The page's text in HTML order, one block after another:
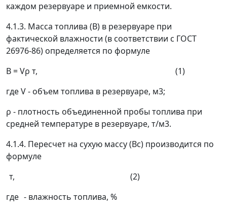
каждом резервуаре и приемной емкости.
4.1.3. Масса топлива (В) в резервуаре при
фактической влажности (в соответствии с ГОСТ
26976-86) определяется по формуле
B=Vρ т, (1)
гдеV- объем топлива в резервуаре, м3;
ρ - плотность объединенной пробы топлива при
средней температуре в резервуаре, т/м3.
4.1.4. Пересчет на сухую массу (Вс) производится по
формуле
т, (2)
где - влажность топлива, %